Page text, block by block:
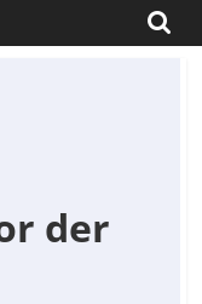
der